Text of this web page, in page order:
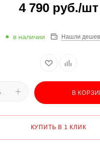
4 790руб./шт
в наличии Нашли
В
КУПИТЬ В 1 КЛИК